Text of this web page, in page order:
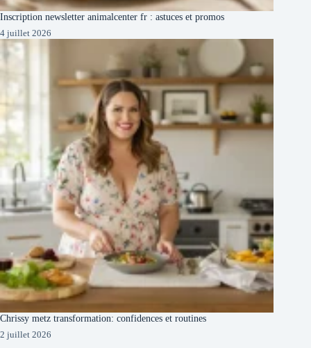
Inscription newsletter animalcenter fr : astuces et promos
4 juillet 2026
Chrissy metz transformation: confidences et routines
2 juillet 2026